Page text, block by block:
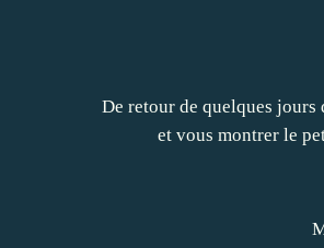
De retour de quelques
et vous montrer le